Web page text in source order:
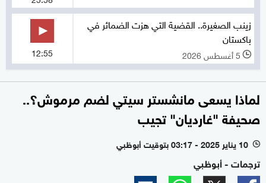
زينب الصغيرة.. القضية التي هزت الضمائر في
باكستان
l 5 أغسطس 2026 12:55
لماذا يسعى مانشستر سيتي لضم مرموش؟..
صحيفة "غارديان" تجيب
l 10 يناير 2025 - 03:17 بتوقيت أبوظبي
ترجمات - أبوظبي